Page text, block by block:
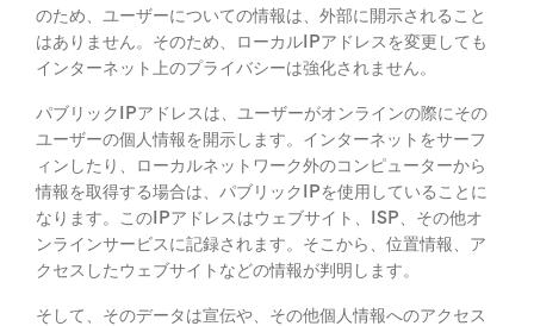
のため、ユーザーについての情報は、外部に開示されること
はありません。そのため、ローカルIPアドレスを変更しても
インターネット上のプライバシーは強化されません。
パブリックIPアドレスは、ユーザーがオンラインの際にその
ユーザーの個人情報を開示します。インターネットをサーフ
ィンしたり、ローカルネットワーク外のコンピューターから
情報を取得する場合は、パブリックIPを使用していることに
なります。このIPアドレスはウェブサイト、ISP、その他オ
ンラインサービスに記録されます。そこから、位置情報、ア
クセスしたウェブサイトなどの情報が判明します。
そして、そのデータは宣伝や、その他個人情報へのアクセス